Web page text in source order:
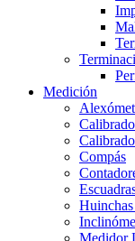
Medición
Compás
Medidor